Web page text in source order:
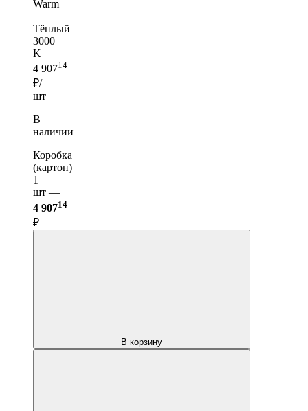
Warm
|
Тёплый
3000
K
4 90714
₽/
шт
В
наличии
Коробка
(картон)
1
шт —
4 90714
₽
В корзину